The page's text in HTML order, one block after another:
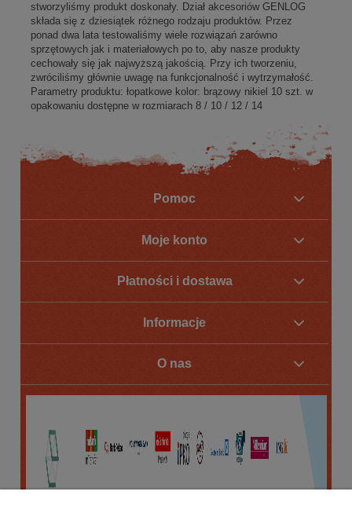
stworzyliśmy produkt doskonały. Dział akcesoriów GENLOG
składa się z dziesiątek różnego rodzaju produktów. Przez
ponad dwa lata testowaliśmy wiele rozwiązań zarówno
sprzętowych jak i materiałowych po to, aby nasze produkty
cechowały się jak najwyższą jakością. Przy ich tworzeniu,
zwróciliśmy głównie uwagę na funkcjonalność i wytrzymałość.
Parametry produktu: łopatkowe kolor: brązowy nikiel 10 szt. w
opakowaniu dostępne w rozmiarach 8 / 10 / 12 / 14
Pomoc
Moje konto
Płatności i dostawa
Informacje
O nas